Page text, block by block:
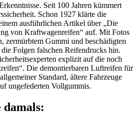
Seit 100 Jahren kümmert
Schon 1927 klärte die
ausführlichen Artikel über „Die
von Kraftwagenreifen“ auf. Mit Fotos
zermürbtem Gummi und beschädigten
Folgen falschen Reifendrucks hin.
explizit auf die noch
Die demontierbaren Luftreifen für
Standard, ältere Fahrzeuge
ungefederten Vollgummis.